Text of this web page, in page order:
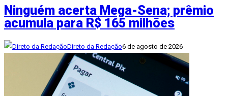
Ninguém acerta Mega-Sena; prêmio
acumula para R$ 165 milhões
Direto da Redação6 de agosto de 2026